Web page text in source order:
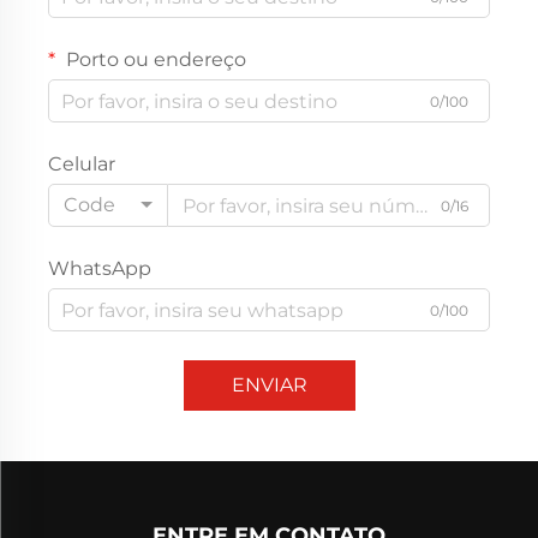
Porto ou endereço
0/100
Celular
Code
0/16
WhatsApp
0/100
ENVIAR